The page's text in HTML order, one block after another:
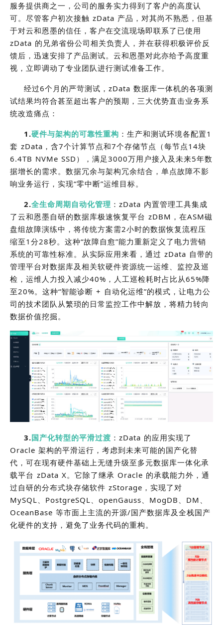
服务提供商之一，公司的服务实力得到了客户的高度认
可。尽管客户初次接触 zData 产品，对其尚不熟悉，但基
于对云和恩墨的信任，客户在交流现场即联系了已使用
zData 的兄弟省份公司相关负责人，并在获得积极评价反
馈后，迅速安排了产品测试。云和恩墨对此亦给予高度重
视，立即调动了专业团队进行测试准备工作。
经过6个月的严苛测试，zData 数据库一体机的各项测
试结果均符合甚至超出客户的预期，三大优势直击业务系
统改造痛点：
1.硬件与架构的可靠性重构 ：生产和测试环境各配置1
套 zData，含7个计算节点和7个存储节点（每节点14块
6.4TB NVMe SSD），满足3000万用户接入及未来5年数
据增长的需求。数据冗余与架构冗余结合，单点故障不影
响业务运行，实现“零中断”运维目标。
2.全生命周期自动化管理 ：zData 内置管理工具集成
了云和恩墨自研的数据库极速恢复平台 zDBM，在ASM磁
盘组故障演练中，将传统方案需2小时的数据恢复流程压
缩至1分28秒。这种“故障自愈”能力重新定义了电力营销
系统的可靠性标准。从实际应用来看，通过 zData 自带的
管理平台对数据库及相关软硬件资源统一运维、监控及巡
检，运维人力投入减少40%，人工巡检耗时占比从65%降
至20%。这种“智能诊断 + 自动化运维”的模式，让电力公
司的技术团队从繁琐的日常监控工作中解放，将精力转向
数据价值挖掘。
3.国产化转型的平滑过渡 ：zData 的应用实现了
Oracle 架构的平滑运行，考虑到未来可能的国产化替
代，可在现有硬件基础上无缝升级至多元数据库一体化承
载平台 zData X。它除了继承 Oracle 的承载能力外，通
过自研的分布式块存储软件 zStorage，实现了对
MySQL、PostgreSQL、openGauss、MogDB、DM、
OceanBase 等市面上主流的开源/国产数据库及全栈国产
化硬件的支持，避免了业务代码的重构。